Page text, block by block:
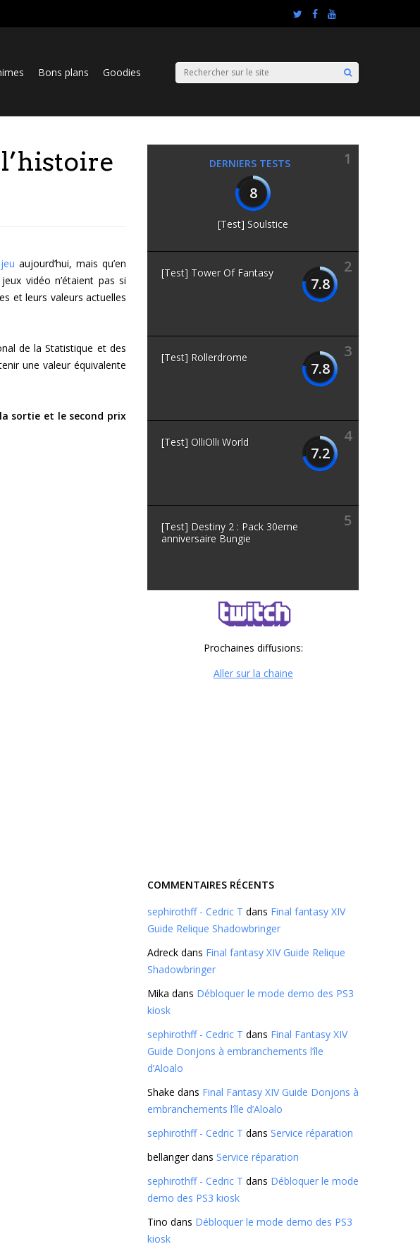
Bons plans Goodies
aujourd’hui, mais qu’en
vidéo n’étaient pas si
et leurs valeurs actuelles
de la Statistique et des
une valeur équivalente
sortie et le second prix
DERNIERS TESTS
1
8
[Test] Soulstice
2
7.8
[Test] Tower Of Fantasy
3
7.8
[Test] Rollerdrome
4
7.2
[Test] OlliOlli World
5
[Test] Destiny 2 : Pack 30eme
anniversaire Bungie
Prochaines diffusions:
Aller sur la chaine
COMMENTAIRES RÉCENTS
sephirothff - Cedric T dans Final fantasy XIV
Guide Relique Shadowbringer
Adreck dans Final fantasy XIV Guide Relique
Shadowbringer
Mika dans Débloquer le mode demo des PS3
kiosk
sephirothff - Cedric T dans Final Fantasy XIV
Guide Donjons à embranchements l’île
d’Aloalo
Shake dans Final Fantasy XIV Guide Donjons à
embranchements l’île d’Aloalo
sephirothff - Cedric T dans Service réparation
bellangerdans Service réparation
sephirothff - Cedric T dans Débloquer le mode
demo des PS3 kiosk
Tino dans Débloquer le mode demo des PS3
kiosk